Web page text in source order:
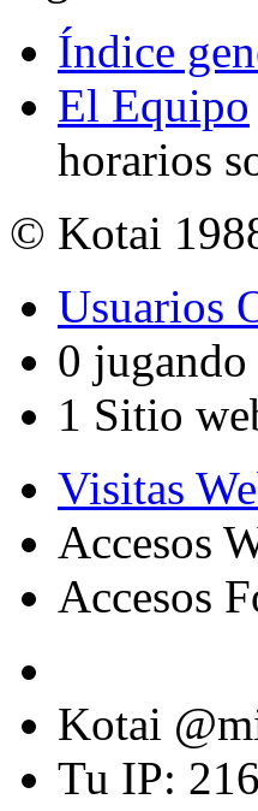
Índice
El Equipo
horarios
© Kotai
Usuarios
0 jugando
1 Sitio
Visitas
Accesos
Accesos
Kotai
Tu IP: